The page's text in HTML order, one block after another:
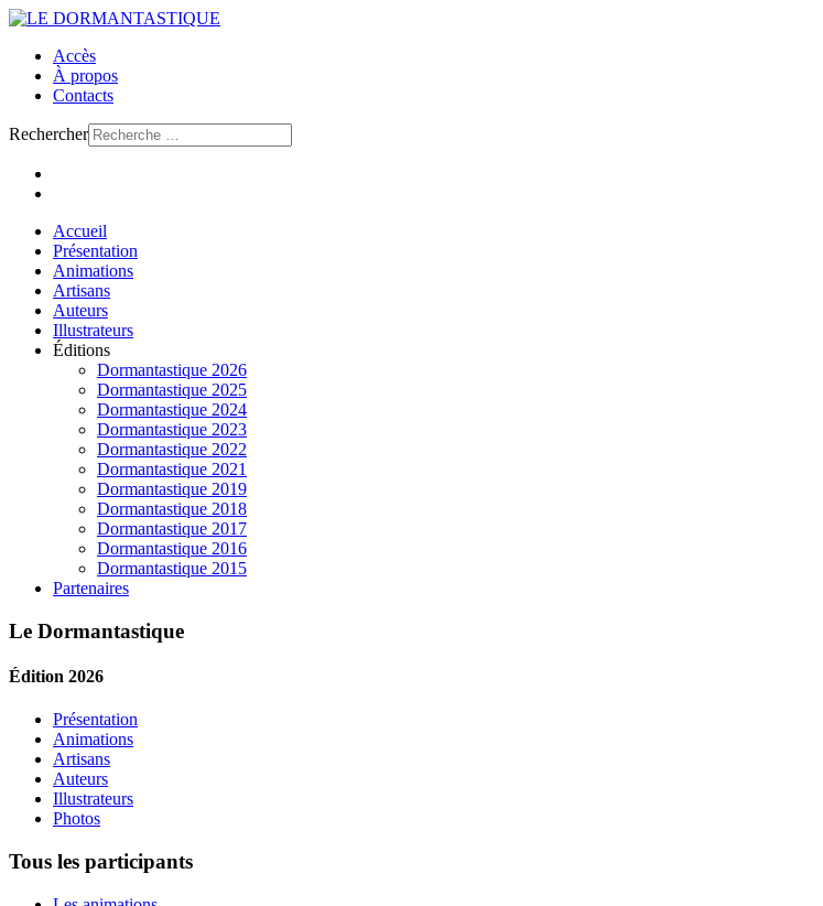
Accès
À propos
Contacts
Rechercher
Accueil
Présentation
Animations
Artisans
Auteurs
Illustrateurs
Éditions
Dormantastique 2026
Dormantastique 2025
Dormantastique 2024
Dormantastique 2023
Dormantastique 2022
Dormantastique 2021
Dormantastique 2019
Dormantastique 2018
Dormantastique 2017
Dormantastique 2016
Dormantastique 2015
Partenaires
Le Dormantastique
Édition 2026
Présentation
Animations
Artisans
Auteurs
Illustrateurs
Photos
Tous les participants